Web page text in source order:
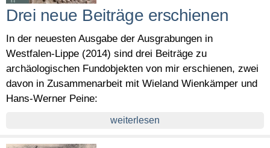
Drei neue Beiträge erschienen
In der neuesten Ausgabe der Ausgrabungen in
Westfalen-Lippe (2014) sind drei Beiträge zu
archäologischen Fundobjekten von mir erschienen, zwei
davon in Zusammenarbeit mit Wieland Wienkämper und
Hans-Werner Peine:
weiterlesen